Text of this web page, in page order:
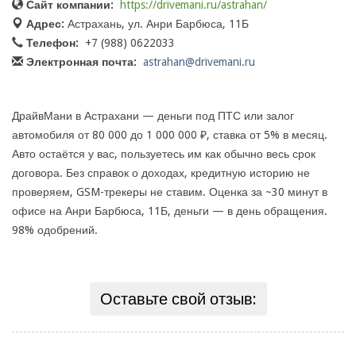
Сайт компании:
https://drivemani.ru/astrahan/
Адрес: Астрахань, ул. Анри Барбюса, 11Б
Телефон:
+7 (988) 0622033
Электронная почта: astrahan@drivemani.ru
ДрайвМани в Астрахани — деньги под ПТС или залог
автомобиля от 80 000 до 1 000 000 ₽, ставка от 5% в месяц.
Авто остаётся у вас, пользуетесь им как обычно весь срок
договора. Без справок о доходах, кредитную историю не
проверяем, GSM-трекеры не ставим. Оценка за ~30 минут в
офисе на Анри Барбюса, 11Б, деньги — в день обращения.
98% одобрений.
Оставьте свой отзыв: